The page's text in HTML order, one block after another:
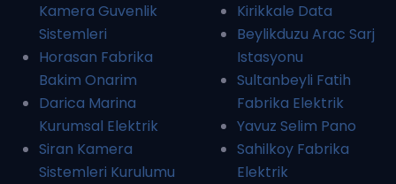
Kamera Guvenlik
Sistemleri
Horasan Fabrika
Bakim Onarim
Darica Marina
Kurumsal Elektrik
Siran Kamera
Sistemleri Kurulumu
Kirikkale Data
Beylikduzu Arac Sarj
Istasyonu
Sultanbeyli Fatih
Fabrika Elektrik
Yavuz Selim Pano
Sahilkoy Fabrika
Elektrik